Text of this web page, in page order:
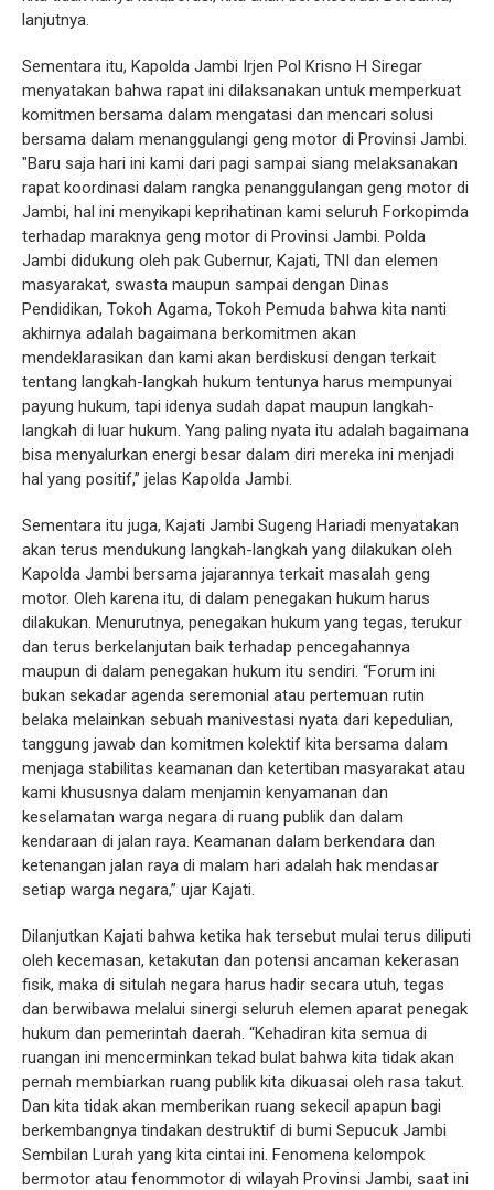
lanjutnya.
Sementara itu, Kapolda Jambi Irjen Pol Krisno H Siregar
menyatakan bahwa rapat ini dilaksanakan untuk memperkuat
komitmen bersama dalam mengatasi dan mencari solusi
bersama dalam menanggulangi geng motor di Provinsi Jambi.
"Baru saja hari ini kami dari pagi sampai siang melaksanakan
rapat koordinasi dalam rangka penanggulangan geng motor di
Jambi, hal ini menyikapi keprihatinan kami seluruh Forkopimda
terhadap maraknya geng motor di Provinsi Jambi. Polda
Jambi didukung oleh pak Gubernur, Kajati, TNI dan elemen
masyarakat, swasta maupun sampai dengan Dinas
Pendidikan, Tokoh Agama, Tokoh Pemuda bahwa kita nanti
akhirnya adalah bagaimana berkomitmen akan
mendeklarasikan dan kami akan berdiskusi dengan terkait
tentang langkah-langkah hukum tentunya harus mempunyai
payung hukum, tapi idenya sudah dapat maupun langkah-
langkah di luar hukum. Yang paling nyata itu adalah bagaimana
bisa menyalurkan energi besar dalam diri mereka ini menjadi
hal yang positif,” jelas Kapolda Jambi.
Sementara itu juga, Kajati Jambi Sugeng Hariadi menyatakan
akan terus mendukung langkah-langkah yang dilakukan oleh
Kapolda Jambi bersama jajarannya terkait masalah geng
motor. Oleh karena itu, di dalam penegakan hukum harus
dilakukan. Menurutnya, penegakan hukum yang tegas, terukur
dan terus berkelanjutan baik terhadap pencegahannya
maupun di dalam penegakan hukum itu sendiri. “Forum ini
bukan sekadar agenda seremonial atau pertemuan rutin
belaka melainkan sebuah manivestasi nyata dari kepedulian,
tanggung jawab dan komitmen kolektif kita bersama dalam
menjaga stabilitas keamanan dan ketertiban masyarakat atau
kami khususnya dalam menjamin kenyamanan dan
keselamatan warga negara di ruang publik dan dalam
kendaraan di jalan raya. Keamanan dalam berkendara dan
ketenangan jalan raya di malam hari adalah hak mendasar
setiap warga negara,” ujar Kajati.
Dilanjutkan Kajati bahwa ketika hak tersebut mulai terus diliputi
oleh kecemasan, ketakutan dan potensi ancaman kekerasan
fisik, maka di situlah negara harus hadir secara utuh, tegas
dan berwibawa melalui sinergi seluruh elemen aparat penegak
hukum dan pemerintah daerah. “Kehadiran kita semua di
ruangan ini mencerminkan tekad bulat bahwa kita tidak akan
pernah membiarkan ruang publik kita dikuasai oleh rasa takut.
Dan kita tidak akan memberikan ruang sekecil apapun bagi
berkembangnya tindakan destruktif di bumi Sepucuk Jambi
Sembilan Lurah yang kita cintai ini. Fenomena kelompok
bermotor atau fenommotor di wilayah Provinsi Jambi, saat ini